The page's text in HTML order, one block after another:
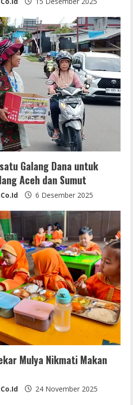
Galang Dana untuk
Aceh dan Sumut
6 Desember 2025
Mulya Nikmati Makan
24 November 2025